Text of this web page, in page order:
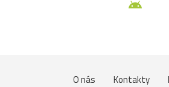
O nás Kontakty